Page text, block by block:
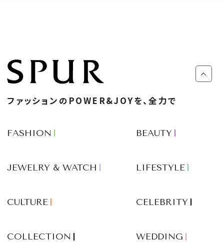
ファッションのPOWER&JOYを、全力で
FASHION BEAUTY
JEWELRY & WATCH LIFESTYLE
CULTURE CELEBRITY
COLLECTION WEDDING